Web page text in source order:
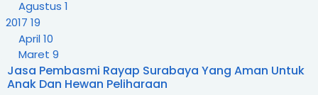
Jasa Semprot Rayap Untuk Bangunan Baru Di
Layanan Pengendalian Rayap Dengan Garansi
Di Surabaya
Cara Memilih Jasa Anti Rayap Berkualitas Di
Surabaya
Agustus 1
2017 19
April10
Maret 9
201513
Desember6
Jasa Pembasmi Rayap Surabaya Yang Aman Untuk
Anak Dan Hewan Peliharaan